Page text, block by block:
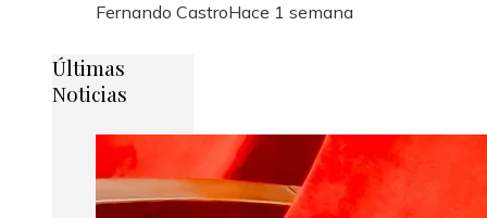
Fernando CastroHace 1 semana
Últimas
Noticias